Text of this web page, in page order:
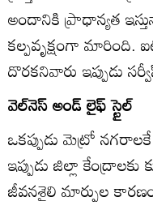
అందానికి ప్రాధాన్యత
కల్పవృక్షంగా మారింది.
దొరకనివారు ఇప్పుడు
వెల్‌నెస్‌ అండ్‌ లైఫ్‌ స్టైల్‌
ఒకప్పుడు మెట్రో
ఇప్పుడు జిల్లా
జీవనశైలి మార్పుల